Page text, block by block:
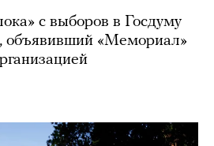
с выборов в Госдуму
объявивший «Мемориал»